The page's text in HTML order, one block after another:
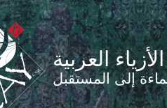
العربية
إلى المستقبل